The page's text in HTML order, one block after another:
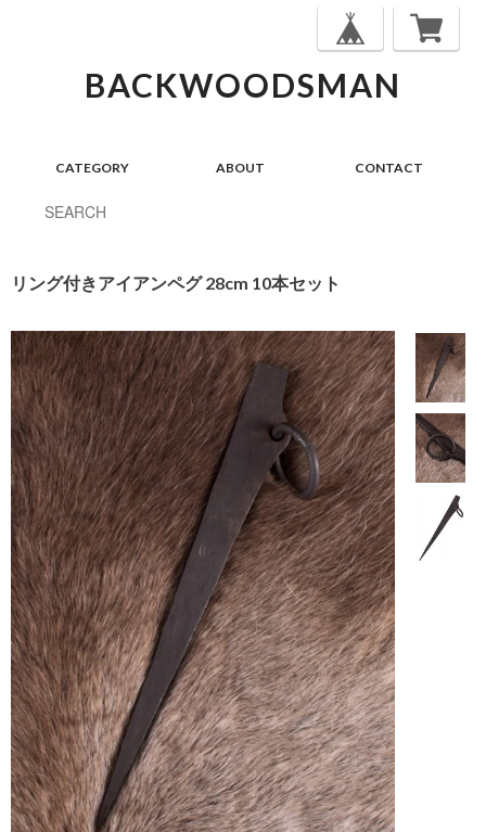
BACKWOODSMAN
CATEGORY ABOUT CONTACT
リング付きアイアンペグ 28cm 10本セット